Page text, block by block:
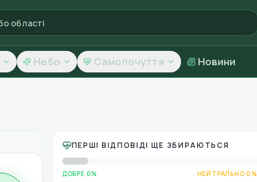
Небо Самопочуття Новини
ПЕРШІ ВІДПОВІДІ ЩЕ ЗБИРАЮТЬСЯ
ДОБРЕ 0% НЕЙТРАЛЬНО 0%